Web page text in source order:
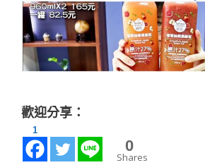
歡迎分享：
1
0
Shares